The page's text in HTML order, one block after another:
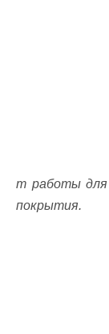
т работы для
покрытия.